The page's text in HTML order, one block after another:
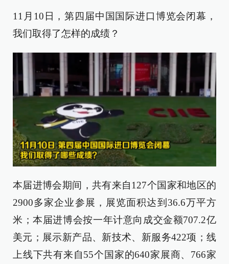
11月10日，第四届中国国际进口博览会闭幕，
我们取得了怎样的成绩？
本届进博会期间，共有来自127个国家和地区的
2900多家企业参展，展览面积达到36.6万平方
米；本届进博会按一年计意向成交金额707.2亿
美元；展示新产品、新技术、新服务422项；线
上线下共有来自55个国家的640家展商、766家